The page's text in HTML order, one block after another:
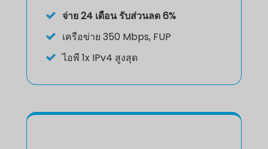
จ่าย 24 เดือน รับส่วนลด 6%
เครือข่าย 350 Mbps, FUP
ไอพี 1x IPv4 สูงสุด